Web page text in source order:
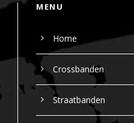
MENU
Home
Crossbanden
Straatbanden